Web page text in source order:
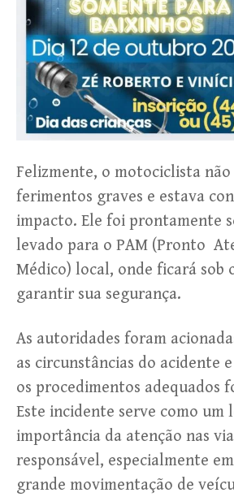
Felizmente, o motociclista
ferimentos graves e estava
impacto. Ele foi prontamente
levado para o PAM (Pronto
Médico) local, onde ficará sob
garantir sua segurança.
As autoridades foram
as circunstâncias do acidente
os procedimentos adequados
Este incidente serve como um
importância da atenção nas
responsável, especialmente
grande movimentação de